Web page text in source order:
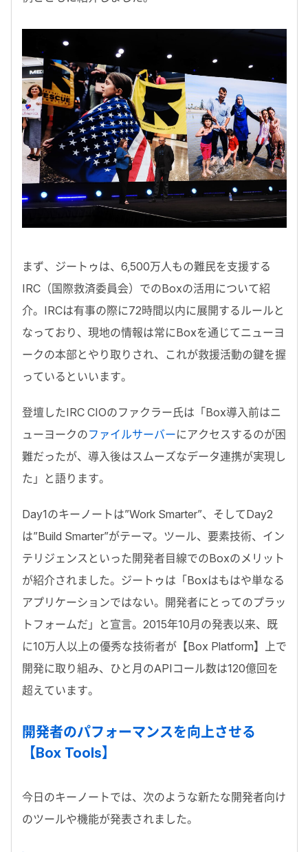
まず、ジートゥは、6,500万人もの難民を支援する
IRC（国際救済委員会）でのBoxの活用について紹
介。IRCは有事の際に72時間以内に展開するルールと
なっており、現地の情報は常にBoxを通じてニューヨ
ークの本部とやり取りされ、これが救援活動の鍵を握
っているといいます。
登壇したIRC CIOのファクラー氏は「Box導入前はニ
ューヨークのファイルサーバーにアクセスするのが困
難だったが、導入後はスムーズなデータ連携が実現し
た」と語ります。
Day1のキーノートは”Work Smarter”、そしてDay2
は”Build Smarter”がテーマ。ツール、要素技術、イン
テリジェンスといった開発者目線でのBoxのメリット
が紹介されました。ジートゥは「Boxはもはや単なる
アプリケーションではない。開発者にとってのプラッ
トフォームだ」と宣言。2015年10月の発表以来、既
に10万人以上の優秀な技術者が【Box Platform】上で
開発に取り組み、ひと月のAPIコール数は120億回を
超えています。
開発者のパフォーマンスを向上させる
【Box Tools】
今日のキーノートでは、次のような新たな開発者向け
のツールや機能が発表されました。